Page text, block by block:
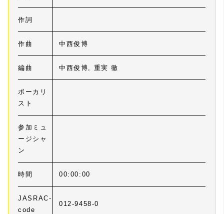
作詞
作曲 中西俊博
編曲 中西俊博, 重実 徹
ボーカリ
スト
参加ミュ
ージシャ
ン
時間 00:00:00
JASRAC-
code
012-9458-0